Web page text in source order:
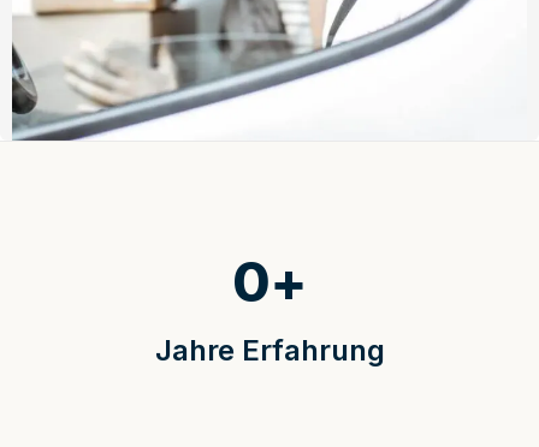
Jahre Erfahrung
0+